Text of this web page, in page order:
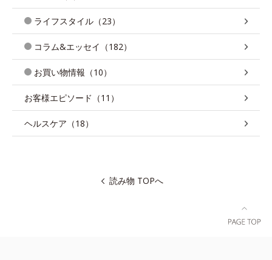
ライフスタイル（23）
コラム&エッセイ（182）
お買い物情報（10）
お客様エピソード（11）
ヘルスケア（18）
読み物 TOPへ